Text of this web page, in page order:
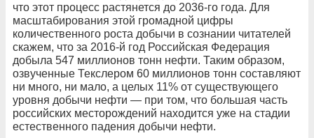
что этот процесс растянется до 2036-го года. Для
масштабирования этой громадной цифры
количественного роста добычи в сознании читателей
скажем, что за 2016-й год Российская Федерация
добыла 547 миллионов тонн нефти. Таким образом,
озвученные Текслером 60 миллионов тонн составляют
ни много, ни мало, а целых 11% от существующего
уровня добычи нефти — при том, что большая часть
российских месторождений находится уже на стадии
естественного падения добычи нефти.